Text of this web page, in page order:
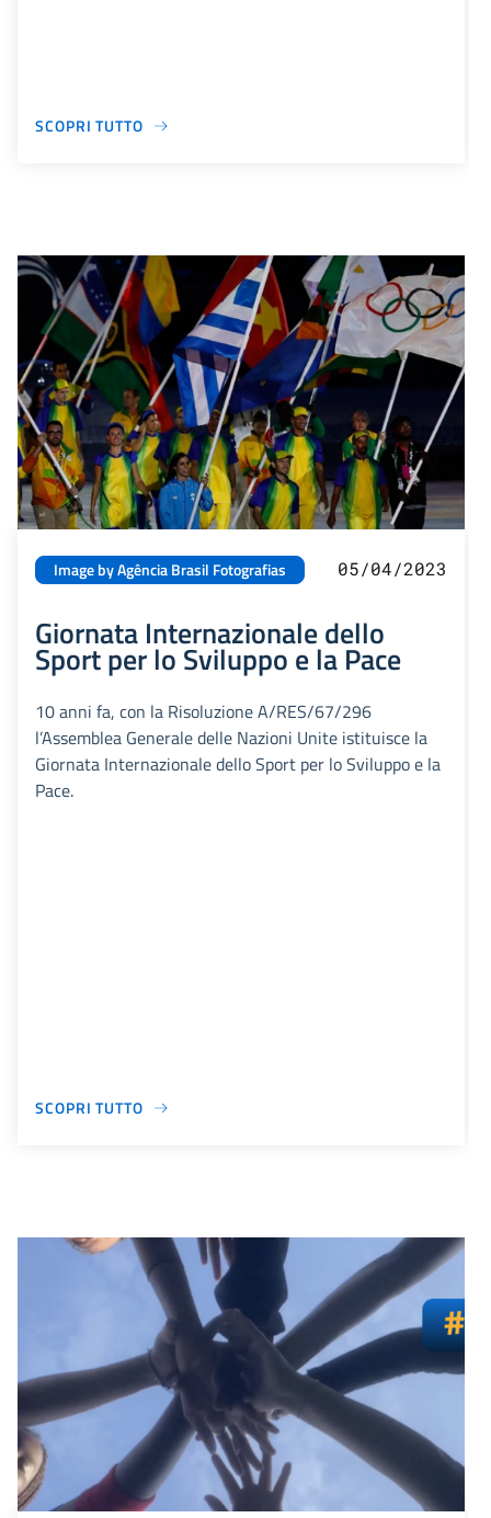
SCOPRI TUTTO
Image by Agência Brasil Fotografias 05/04/2023
Giornata Internazionale dello
Sport per lo Sviluppo e la Pace
10 anni fa, con la Risoluzione A/RES/67/296
l’Assemblea Generale delle Nazioni Unite istituisce la
Giornata Internazionale dello Sport per lo Sviluppo e la
Pace.
SCOPRI TUTTO